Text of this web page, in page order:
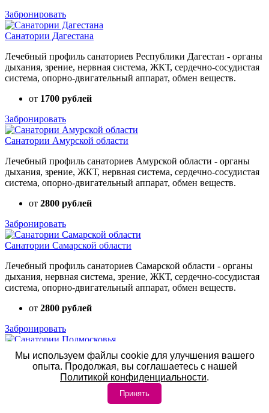
Забронировать
Санатории Дагестана
Лечебный профиль санаториев Республики Дагестан - органы
дыхания, зрение, нервная система, ЖКТ, сердечно-сосудистая
система, опорно-двигательный аппарат, обмен веществ.
от 1700 рублей
Забронировать
Санатории Амурской области
Лечебный профиль санаториев Амурской области - органы
дыхания, зрение, ЖКТ, нервная система, сердечно-сосудистая
система, опорно-двигательный аппарат, обмен веществ.
от 2800 рублей
Забронировать
Санатории Самарской области
Лечебный профиль санаториев Самарской области - органы
дыхания, нервная система, зрение, ЖКТ, сердечно-сосудистая
система, опорно-двигательный аппарат, обмен веществ.
от 2800 рублей
Забронировать
Санатории Подмосковья
Лечебный профиль санаториев Подмосковья: органы
дыхания, зрение, ЖКТ, нервная система, сердечно-сосудистая
система, опорно-двигательный аппарат, обмен веществ.
Мы используем файлы cookie для улучшения вашего
опыта. Продолжая, вы соглашаетесь с нашей
Политикой конфиденциальности.
Принять